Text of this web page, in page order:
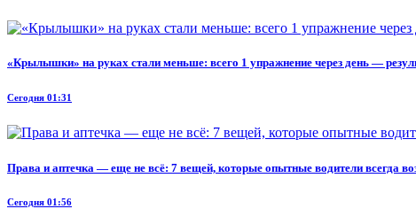
«Крылышки» на руках стали меньше: всего 1 упражнение через день —
Сегодня 01:31
Права и аптечка — еще не всё: 7 вещей, которые опытные водители всегда
Сегодня 01:56